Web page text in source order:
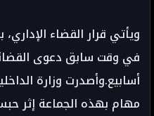
ويأتي قرار القضاء
في وقت سابق دعوى
أسابيع.وأصدرت وزارة
مهام بهذه الجماعة إثر